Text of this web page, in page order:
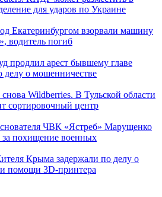
для ударов по Украине
Екатеринбургом взорвали машину
водитель погиб
продлил арест бывшему главе
делу о мошенничестве
Wildberries. В Тульской области
сортировочный центр
ЧВК «Ястреб» Марущенко
похищение военных
Крыма задержали по делу о
помощи 3D‑принтера